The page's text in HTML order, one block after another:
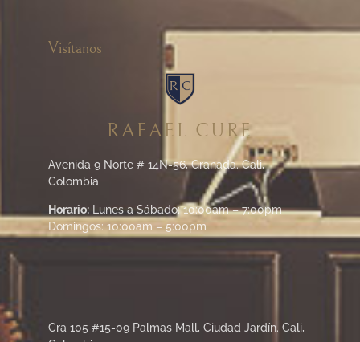
Visítanos
RAFAEL CURE
Avenida 9 Norte # 14N-56, Granada. Cali,
Colombia
Horario: Lunes a Sábado: 10:00am – 7:00pm
Domingos: 10:00am – 5:00pm
Cra 105 #15-09 Palmas Mall, Ciudad Jardín. Cali,